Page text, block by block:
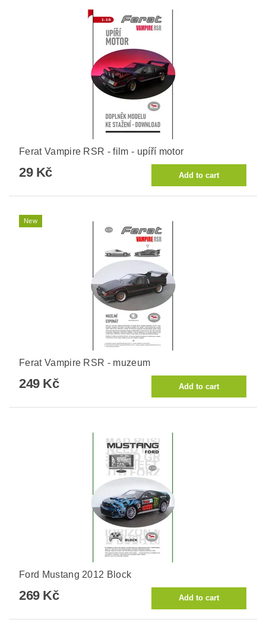
Ferat Vampire RSR - film - upíří motor
29 Kč
New
Ferat Vampire RSR - muzeum
249 Kč
Ford Mustang 2012 Block
269 Kč